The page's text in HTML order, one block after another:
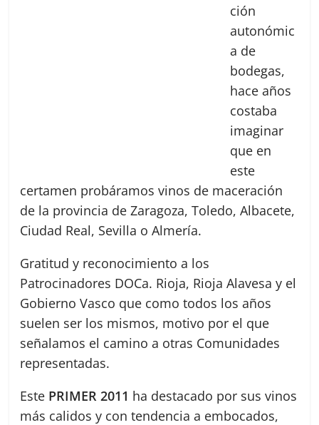
ción
autonómic
a de
bodegas,
hace años
costaba
imaginar
que en
este
certamen probáramos vinos de maceración
de la provincia de Zaragoza, Toledo, Albacete,
Ciudad Real, Sevilla o Almería.
Gratitud y reconocimiento a los
Patrocinadores DOCa. Rioja, Rioja Alavesa y el
Gobierno Vasco que como todos los años
suelen ser los mismos, motivo por el que
señalamos el camino a otras Comunidades
representadas.
Este PRIMER 2011 ha destacado por sus vinos
más calidos y con tendencia a embocados,